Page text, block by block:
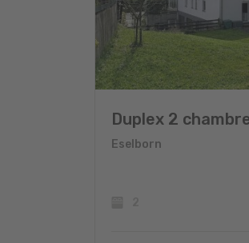
Duplex 2
Eselborn